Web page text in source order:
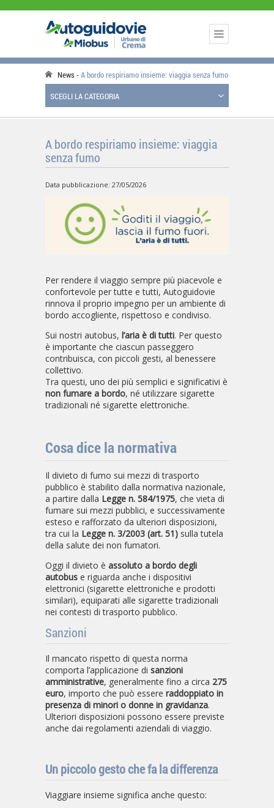
News
A bordo respiriamo insieme: viaggia senza fumo
SCEGLI LA CATEGORIA
A bordo respiriamo insieme: viaggia
senza fumo
Data pubblicazione: 27/05/2026
Per rendere il viaggio sempre più piacevole e
confortevole per tutte e tutti, Autoguidovie
rinnova il proprio impegno per un ambiente di
bordo accogliente, rispettoso e condiviso.
Sui nostri autobus, l’aria è di tutti. Per questo
è importante che ciascun passeggero
contribuisca, con piccoli gesti, al benessere
collettivo.
Tra questi, uno dei più semplici e significativi è
non fumare a bordo, né utilizzare sigarette
tradizionali né sigarette elettroniche.
Cosa dice la normativa
Il divieto di fumo sui mezzi di trasporto
pubblico è stabilito dalla normativa nazionale,
a partire dalla Legge n. 584/1975, che vieta di
fumare sui mezzi pubblici, e successivamente
esteso e rafforzato da ulteriori disposizioni,
tra cui la Legge n. 3/2003 (art. 51) sulla tutela
della salute dei non fumatori.
Oggi il divieto è assoluto a bordo degli
autobus e riguarda anche i dispositivi
elettronici (sigarette elettroniche e prodotti
similari), equiparati alle sigarette tradizionali
nei contesti di trasporto pubblico.
Sanzioni
Il mancato rispetto di questa norma
comporta l’applicazione di sanzioni
amministrative, generalmente fino a circa 275
euro, importo che può essere raddoppiato in
presenza di minori o donne in gravidanza.
Ulteriori disposizioni possono essere previste
anche dai regolamenti aziendali di viaggio.
Un piccolo gesto che fa la differenza
Viaggiare insieme significa anche questo: